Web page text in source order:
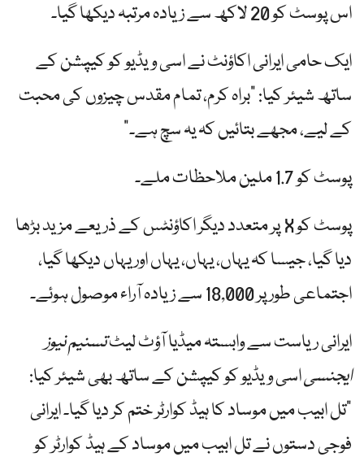
اس پوسٹ کو 20 لاکھ سے زیادہ مرتبہ دیکھا گیا۔
ایک حامی ایرانی اکاؤنٹ نے اسی ویڈیو کو کیپشن کے
ساتھ شیئر کیا: "براہ کرم، تمام مقدس چیزوں کی محبت
کے لیے، مجھے بتائیں کہ یہ سچ ہے۔”
پوسٹ کو 1.7 ملین ملاحظات ملے۔
پوسٹ کو X پر متعدد دیگر اکاؤنٹس کے ذریعے مزید بڑھا
دیا گیا، جیسا کہ یہاں، یہاں، یہاں اور یہاں دیکھا گیا،
اجتماعی طور پر 18,000 سے زیادہ آراء موصول ہوئے۔
ایرانی ریاست سے وابستہ میڈیا آؤٹ لیٹتسنیم نیوز
ایجنسیاسی ویڈیو کو کیپشن کے ساتھ بھی شیئر کیا:
"تل ابیب میں موساد کا ہیڈ کوارٹر ختم کر دیا گیا۔ ایرانی
فوجی دستوں نے تل ابیب میں موساد کے ہیڈ کوارٹر کو